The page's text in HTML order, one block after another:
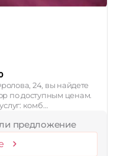
24, вы найдете
по доступным ценам.
комб…
предложение